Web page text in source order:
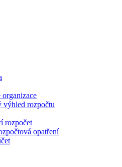
výhled rozpočtu
rozpočet
opatření